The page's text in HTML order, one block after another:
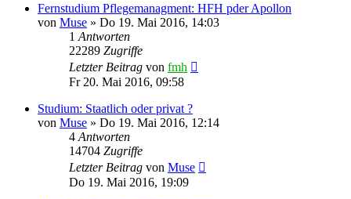
Fernstudium Pflegemanagment: HFH pder Apollon
von Muse » Do 19. Mai 2016, 14:03
1 Antworten
22289 Zugriffe
Letzter Beitrag von fmh
Fr 20. Mai 2016, 09:58
Studium: Staatlich oder privat ?
von Muse » Do 19. Mai 2016, 12:14
4 Antworten
14704 Zugriffe
Letzter Beitrag von Muse
Do 19. Mai 2016, 19:09